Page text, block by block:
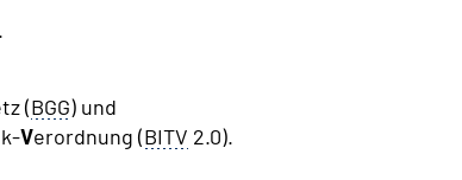
.
(BGG) und
Verordnung (BITV 2.0).